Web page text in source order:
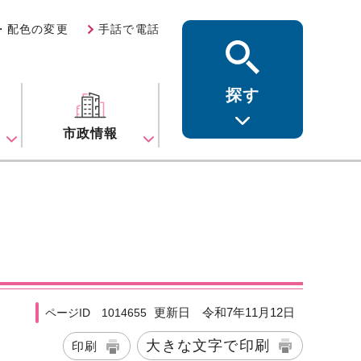
配色の変更 手話で電話
市政情報
探す
ページID 1014655 更新日 令和7年11月12日
印刷 大きな文字で印刷